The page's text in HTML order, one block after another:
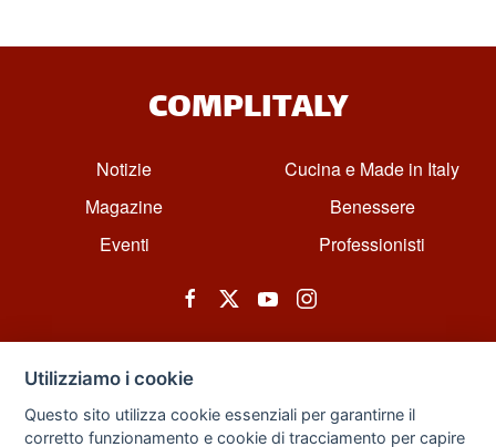
COMPLITALY
Notizie
Magazine
Eventi
Cucina e Made in Italy
Benessere
Professionisti
Utilizziamo i cookie
Questo sito utilizza cookie essenziali per garantirne il
corretto funzionamento e cookie di tracciamento per capire